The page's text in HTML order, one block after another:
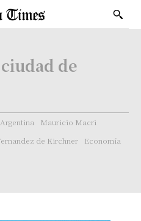
de
Argentina
Mauricio Macri
de Kirchner
Economía